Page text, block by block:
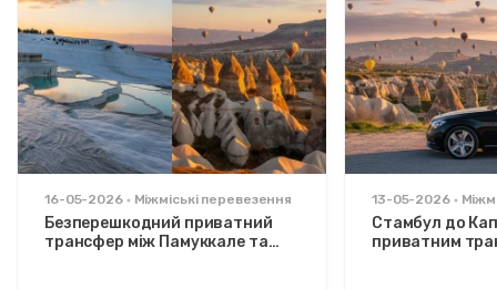
16-05-2026 Міжміські перевезення
Безперешкодний приватний
трансфер між Памуккале та
13-05-2026
Стамбул до
приватним